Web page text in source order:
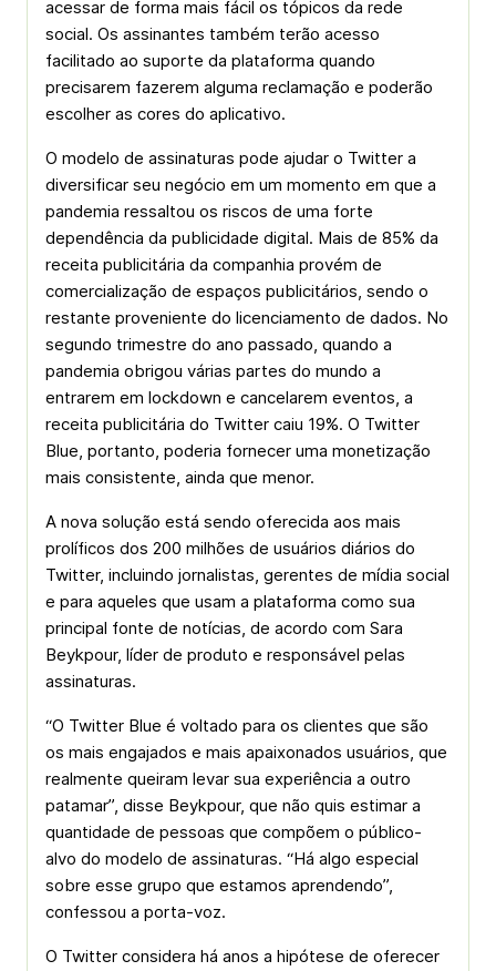
acessar de forma mais fácil os tópicos da rede
social. Os assinantes também terão acesso
facilitado ao suporte da plataforma quando
precisarem fazerem alguma reclamação e poderão
escolher as cores do aplicativo.
O modelo de assinaturas pode ajudar o Twitter a
diversificar seu negócio em um momento em que a
pandemia ressaltou os riscos de uma forte
dependência da publicidade digital. Mais de 85% da
receita publicitária da companhia provém de
comercialização de espaços publicitários, sendo o
restante proveniente do licenciamento de dados. No
segundo trimestre do ano passado, quando a
pandemia obrigou várias partes do mundo a
entrarem em lockdown e cancelarem eventos, a
receita publicitária do Twitter caiu 19%. O Twitter
Blue, portanto, poderia fornecer uma monetização
mais consistente, ainda que menor.
A nova solução está sendo oferecida aos mais
prolíficos dos 200 milhões de usuários diários do
Twitter, incluindo jornalistas, gerentes de mídia social
e para aqueles que usam a plataforma como sua
principal fonte de notícias, de acordo com Sara
Beykpour, líder de produto e responsável pelas
assinaturas.
“O Twitter Blue é voltado para os clientes que são
os mais engajados e mais apaixonados usuários, que
realmente queiram levar sua experiência a outro
patamar”, disse Beykpour, que não quis estimar a
quantidade de pessoas que compõem o público-
alvo do modelo de assinaturas. “Há algo especial
sobre esse grupo que estamos aprendendo”,
confessou a porta-voz.
O Twitter considera há anos a hipótese de oferecer